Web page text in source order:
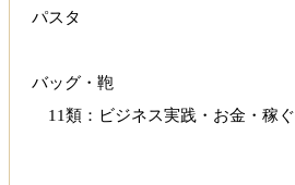
パスタ
バッグ・鞄
11類：ビジネス実践・お金・稼ぐ